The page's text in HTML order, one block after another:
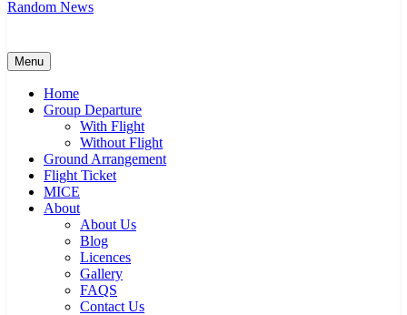
Journeys & Destinations
Best Travel Agency in Kuala Lumpur
Random News
Menu
Home
Group Departure
With Flight
Without Flight
Ground Arrangement
Flight Ticket
MICE
About
About Us
Blog
Licences
Gallery
FAQS
Contact Us